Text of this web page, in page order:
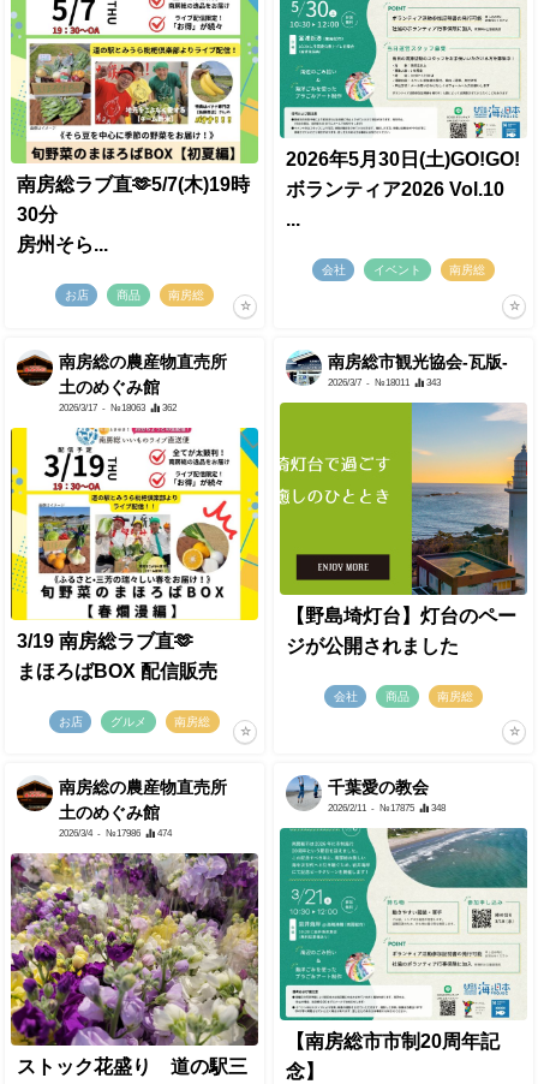
南房総ラブ直🫶5/7(木)19時
30分
房州そら...
お店 商品 南房総
2026年5月30日(土)GO!GO!
ボランティア2026 Vol.10
...
会社 イベント 南房総
南房総の農産物直売所
土のめぐみ館
2026/3/17 - №18063 362
3/19 南房総ラブ直🫶
まほろばBOX 配信販売
お店 グルメ 南房総
南房総市観光協会-瓦版-
2026/3/7 - №18011 343
【野島埼灯台】灯台のペー
ジが公開されました
会社 商品 南房総
南房総の農産物直売所
土のめぐみ館
2026/3/4 - №17986 474
ストック花盛り 道の駅三
千葉愛の教会
2026/2/11 - №17875 348
【南房総市市制20周年記
念】